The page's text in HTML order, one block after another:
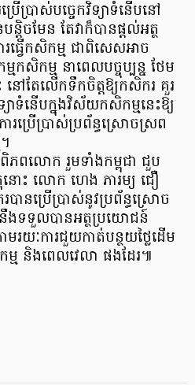
ើប្រាស់បច្ចេកវិទ្យាទំនើបនៅ
តិចមែន តែវាក៏បានផ្ដល់អត្ថ
ធ្វើកសិកម្ម ជាពិសេសអាច
មកសិកម្ម នាពេលបច្ចុប្បន្ន ថែម
ៅតែលើកទឹកចិត្តឱ្យកសិករ គួរ
យាទំនើបក្នុងវិស័យកសិកម្មនេះឱ្យ
រើប្រាស់ប្រព័ន្ធស្រោចស្រព
ពិភពលោក រួមទាំងកម្ពុជា ជួប
ោះ លោក ហេង ភារម្យ ជឿ
ានប្រើប្រាស់នូវប្រព័ន្ធស្រោច
នឹងទទួលបានអត្ថប្រយោជន៍
យៈការជួយកាត់បន្ថយថ្លៃដើម
ម និងពេលវេលា ផងដែរ៕